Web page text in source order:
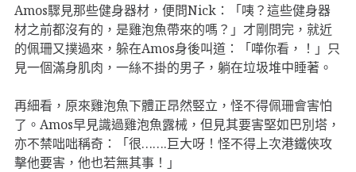
Amos驟見那些健身器材，便問Nick：「咦？這些健身器
材之前都沒有的，是雞泡魚帶來的嗎？」才剛問完，就近
的佩珊又撲過來，躲在Amos身後叫道：「嘩你看，！」只
見一個滿身肌肉，一絲不掛的男子，躺在垃圾堆中睡著。
再細看，原來雞泡魚下體正昂然竪立，怪不得佩珊會害怕
了。Amos早見識過雞泡魚露械，但見其要害堅如巴別塔，
亦不禁咄咄稱奇：「很…….巨大呀！怪不得上次港鐵俠攻
擊他要害，他也若無其事！」